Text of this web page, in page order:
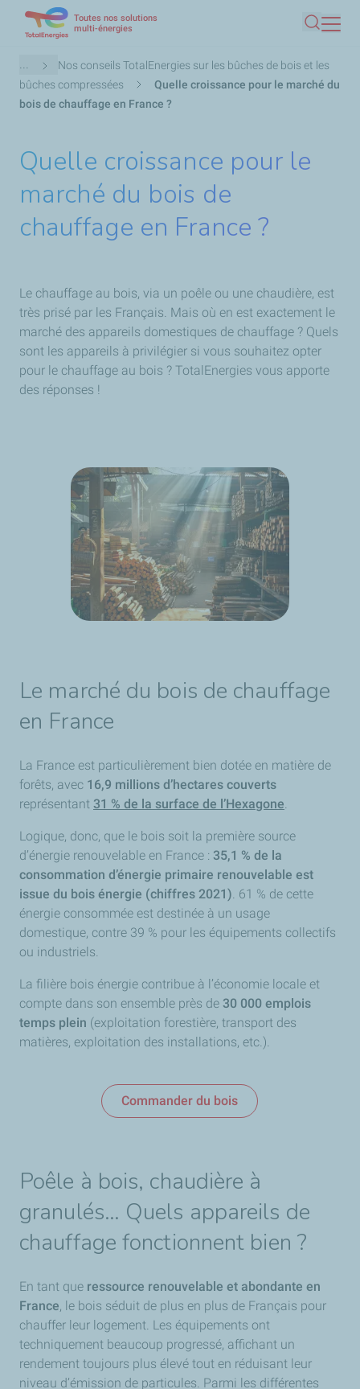
contenu
principal
Toutes nos solutions
multi-énergies
Fil
d'Ariane
...
Nos conseils TotalEnergies sur les bûches de bois et les
bûches compressées
Quelle croissance pour le marché du
bois de chauffage en France ?
Quelle croissance pour le
marché du bois de
chauffage en France ?
Le chauffage au bois, via un poêle ou une chaudière, est
très prisé par les Français. Mais où en est exactement le
marché des appareils domestiques de chauffage ? Quels
sont les appareils à privilégier si vous souhaitez opter
pour le chauffage au bois ? TotalEnergies vous apporte
des réponses !
Le marché du bois de chauffage
en France
La France est particulièrement bien dotée en matière de
forêts, avec 16,9 millions d’hectares couverts
représentant 31 % de la surface de l’Hexagone.
Logique, donc, que le bois soit la première source
d’énergie renouvelable en France : 35,1 % de la
consommation d’énergie primaire renouvelable est
issue du bois énergie (chiffres 2021). 61 % de cette
énergie consommée est destinée à un usage
domestique, contre 39 % pour les équipements collectifs
ou industriels.
La filière bois énergie contribue à l’économie locale et
compte dans son ensemble près de 30 000 emplois
temps plein (exploitation forestière, transport des
matières, exploitation des installations, etc.).
Commander du bois
Poêle à bois, chaudière à
granulés… Quels appareils de
chauffage fonctionnent bien ?
En tant que ressource renouvelable et abondante en
France, le bois séduit de plus en plus de Français pour
chauffer leur logement. Les équipements ont
techniquement beaucoup progressé, affichant un
rendement toujours plus élevé tout en réduisant leur
niveau d’émission de particules. Parmi les différentes